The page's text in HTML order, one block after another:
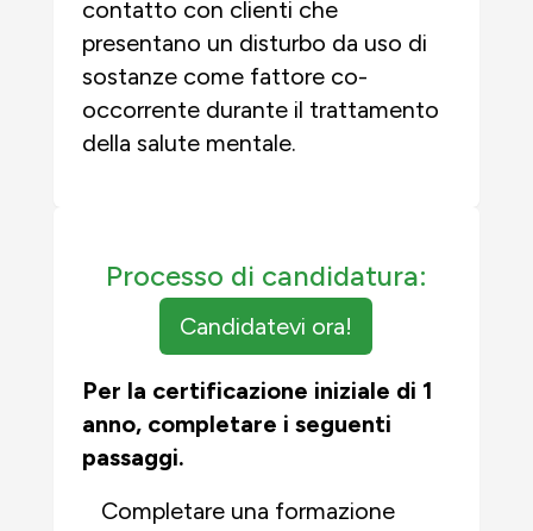
contatto con clienti che
presentano un disturbo da uso di
sostanze come fattore co-
occorrente durante il trattamento
della salute mentale.
Processo di candidatura:
Candidatevi ora!
Per la certificazione iniziale di 1
anno, completare i seguenti
passaggi.
Completare una formazione